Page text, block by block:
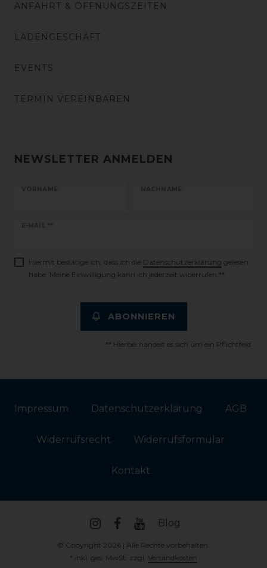
ANFAHRT & ÖFFNUNGSZEITEN
LADENGESCHÄFT
EVENTS
TERMIN VEREINBAREN
NEWSLETTER ANMELDEN
VORNAME NACHNAME
E-MAIL **
Newsletter
Hiermit bestätige ich, dass ich die Daten­schutz­erklärung gelesen
habe. Meine Einwilligung kann ich jederzeit widerrufen.**
ABONNIEREN
** Hierbei handelt es sich um ein Pflichtfeld.
Impressum Daten­schutz­erklärung AGB
Widerrufs­recht Widerrufs­formular
Kontakt
Blog
© Copyright 2026 | Alle Rechte vorbehalten.
* inkl. ges. MwSt. zzgl. Versandkosten